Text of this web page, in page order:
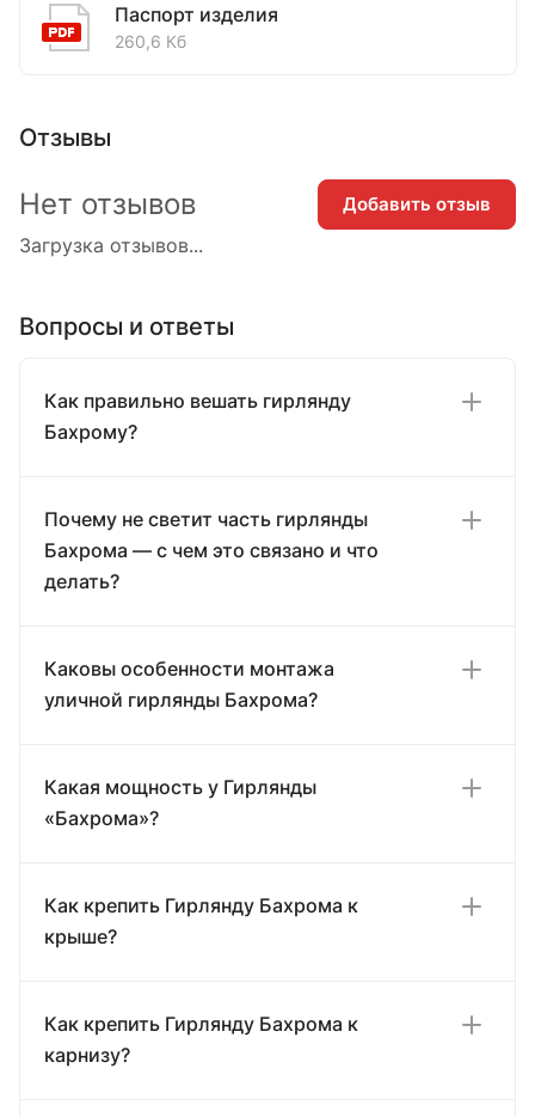
Паспорт изделия
260,6 Кб
Отзывы
Загрузка отзывов...
Нет отзывов Добавить отзыв
Вопросы и ответы
Как правильно вешать гирлянду
Бахрому?
Почему не светит часть гирлянды
Бахрома — с чем это связано и что
делать?
Каковы особенности монтажа
уличной гирлянды Бахрома?
Какая мощность у Гирлянды
«Бахрома»?
Как крепить Гирлянду Бахрома к
крыше?
Как крепить Гирлянду Бахрома к
карнизу?